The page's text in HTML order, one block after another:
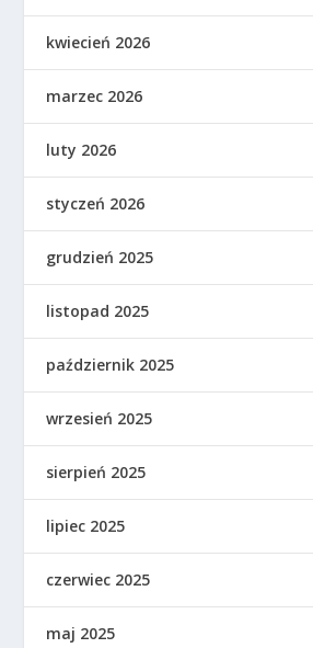
kwiecień 2026
marzec 2026
luty 2026
styczeń 2026
grudzień 2025
listopad 2025
październik 2025
wrzesień 2025
sierpień 2025
lipiec 2025
czerwiec 2025
maj 2025